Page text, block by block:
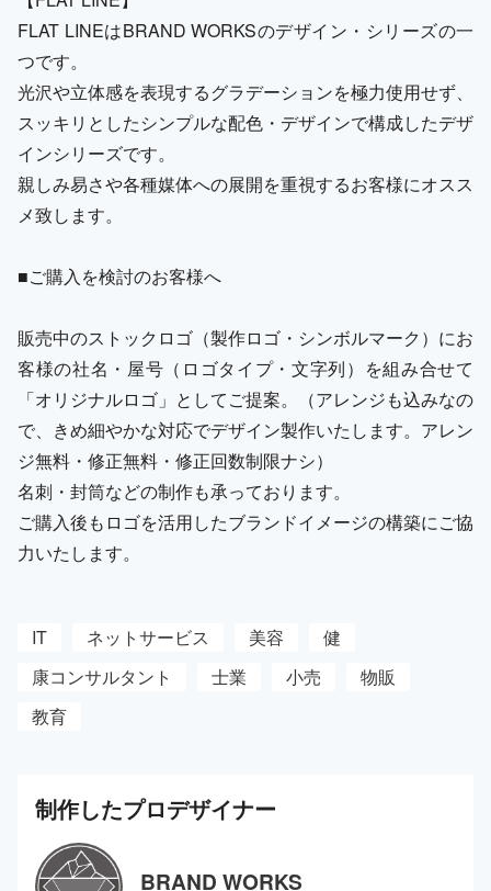
FLAT LINEはBRAND WORKSのデザイン・シリーズの一
つです。
光沢や立体感を表現するグラデーションを極力使用せず、
スッキリとしたシンプルな配色・デザインで構成したデザ
インシリーズです。
親しみ易さや各種媒体への展開を重視するお客様にオスス
メ致します。
■ご購入を検討のお客様へ
販売中のストックロゴ（製作ロゴ・シンボルマーク）にお
客様の社名・屋号（ロゴタイプ・文字列）を組み合せて
「オリジナルロゴ」としてご提案。（アレンジも込みなの
で、きめ細やかな対応でデザイン製作いたします。アレン
ジ無料・修正無料・修正回数制限ナシ）
名刺・封筒などの制作も承っております。
ご購入後もロゴを活用したブランドイメージの構築にご協
力いたします。
IT ネットサービス 美容
健
康コンサルタント
士業 小売
物販
教育
制作したプロデザイナー
BRAND WORKS